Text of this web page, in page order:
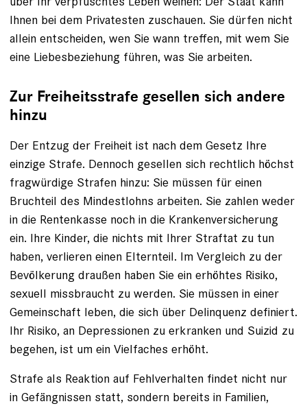
Ihnen bei dem Privatesten zuschauen. Sie dürfen nicht
allein entscheiden, wen Sie wann treffen, mit wem Sie
eine Liebesbe­ziehung führen, was Sie arbeiten.
Zur Freiheitsstrafe gesellen sich andere
hinzu
Der Entzug der Freiheit ist nach dem Gesetz Ihre
einzige Strafe. Dennoch gesellen sich rechtlich höchst
fragwürdige Strafen hinzu: Sie ­müssen für einen
Bruchteil des Mindestlohns arbeiten. Sie zahlen weder
in die Rentenkasse noch in die Kranken­versicherung
ein. Ihre Kinder, die nichts mit Ihrer Straftat zu tun
haben, verlieren einen Elternteil. Im Vergleich zu der
Bevölkerung draußen haben Sie ein erhöhtes Ri­siko,
sexuell missbraucht zu werden. Sie müssen in einer
Gemeinschaft leben, die sich über Delinquenz definiert.
Ihr Risiko, an Depressionen zu erkranken und Suizid zu
begehen, ist um ein Vielfaches erhöht.
Strafe als Reaktion auf Fehlverhalten findet nicht nur
in Gefängnissen statt, sondern bereits in Familien,